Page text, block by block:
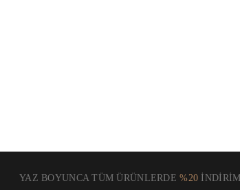
YAZ BOYUNCA TÜM ÜRÜNLERDE%20